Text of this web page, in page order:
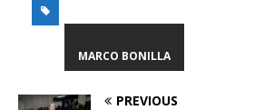
MARCO BONILLA
PREVIOUS